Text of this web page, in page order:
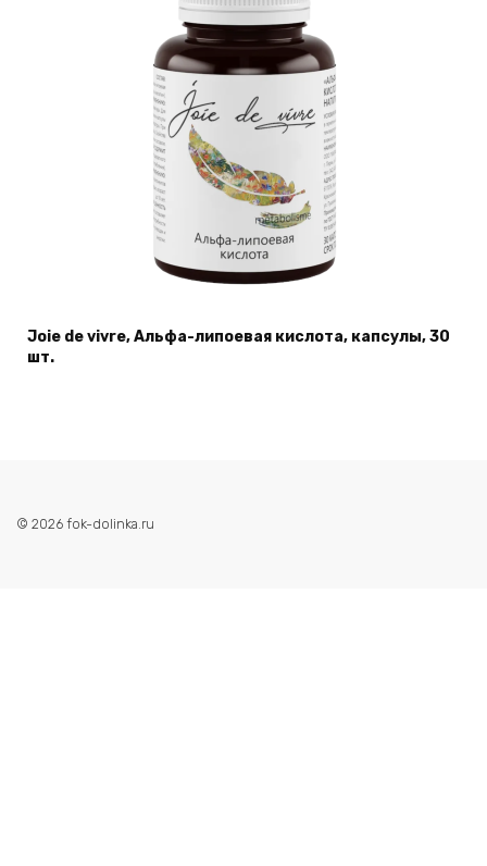
Joie de vivre, Альфа-липоевая кислота, капсулы, 30
шт.
© 2026 fok-dolinka.ru